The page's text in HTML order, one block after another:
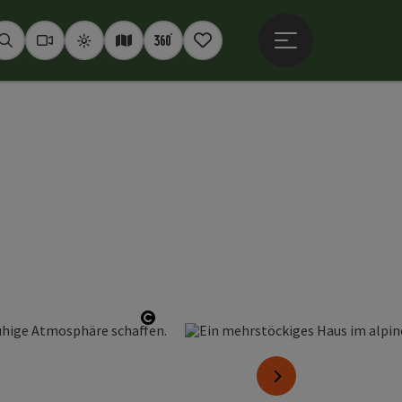
SuchenWebcams
WetterInteraktive Karte
360° Panoramen
Merkzettel
Copyright öffnen
nächstes Element